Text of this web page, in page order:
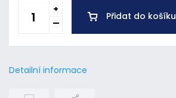
Přidat do košíku
Detailní informace